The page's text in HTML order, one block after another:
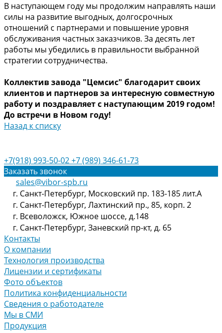
В наступающем году мы продолжим направлять наши
силы на развитие выгодных, долгосрочных
отношений с партнерами и повышение уровня
обслуживания частных заказчиков. За десять лет
работы мы убедились в правильности выбранной
стратегии сотрудничества.
Коллектив завода "Цемсис" благодарит своих
клиентов и партнеров за интересную совместную
работу и поздравляет с наступающим 2019 годом!
До встречи в Новом году!
Назад к списку
+7(918) 993-50-02+7 (989) 346-61-73
Заказать звонок
sales@vibor-spb.ru
г. Санкт-Петербург, Московский пр. 183-185 лит.А
г. Санкт-Петербург, Лахтинский пр., 85, корп. 2
г. Всеволожск, Южное шоссе, д.148
г. Санкт-Петербург, Заневский пр-кт, д. 65
Контакты
О компании
Технология производства
Лицензии и сертификаты
Фото объектов
Политика конфиденциальности
Сведения о работодателе
Мы в СМИ
Продукция